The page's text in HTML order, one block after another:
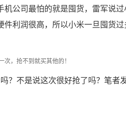
机公司最怕的就是囤货，雷军说
件利润很高，所以小米一旦囤货
？不是说这次很好抢了吗？笔者